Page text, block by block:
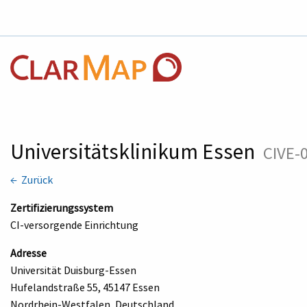
Universitätsklinikum Essen CIVE-
← Zurück
Zertifizierungssystem
CI-versorgende Einrichtung
Adresse
Universität Duisburg-Essen
Hufelandstraße 55, 45147 Essen
Nordrhein-Westfalen, Deutschland